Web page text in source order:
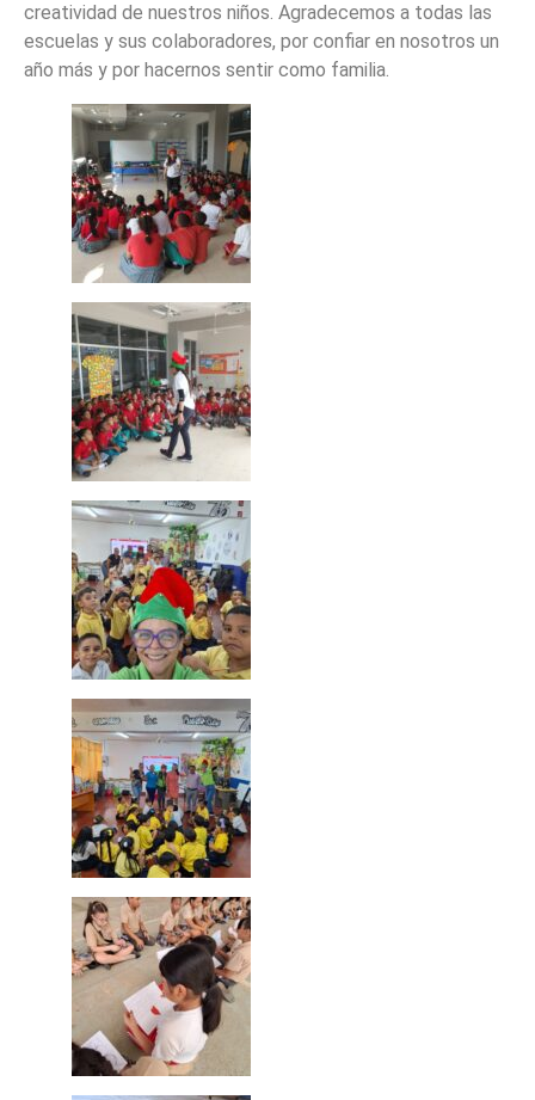
creatividad de nuestros niños. Agradecemos a todas las
escuelas y sus colaboradores, por confiar en nosotros un
año más y por hacernos sentir como familia.